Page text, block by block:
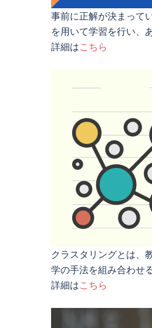
事前に正解が決まって
を用いて学習を行い、
詳細はこちら
クラスタリングとは、
学の手法を組み合わせ
詳細はこちら